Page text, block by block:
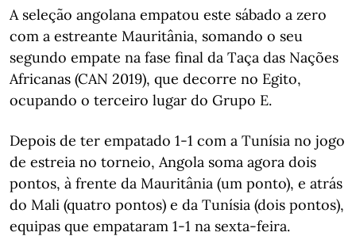
A seleção angolana empatou este sábado a zero
com a estreante Mauritânia, somando o seu
segundo empate na fase final da Taça das Nações
Africanas (CAN 2019), que decorre no Egito,
ocupando o terceiro lugar do Grupo E.
Depois de ter empatado 1-1 com a Tunísia no jogo
de estreia no torneio, Angola soma agora dois
pontos, à frente da Mauritânia (um ponto), e atrás
do Mali (quatro pontos) e da Tunísia (dois pontos),
equipas que empataram 1-1 na sexta-feira.